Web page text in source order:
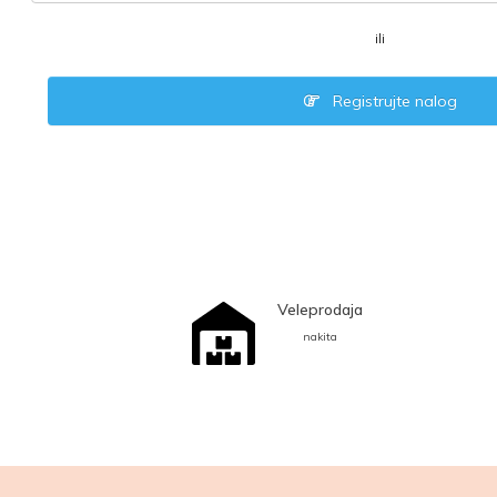
ili
Registrujte nalog
Veleprodaja
nakita